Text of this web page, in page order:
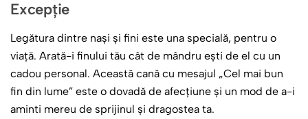
Excepție
Legătura dintre nași și fini este una specială, pentru o
viață. Arată-i finului tău cât de mândru ești de el cu un
cadou personal. Această cană cu mesajul „Cel mai bun
fin din lume” este o dovadă de afecțiune și un mod de a-i
aminti mereu de sprijinul și dragostea ta.